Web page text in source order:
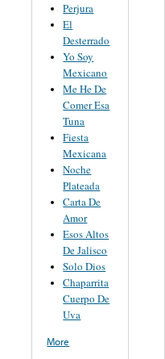
Perjura
El
Desterrado
Yo Soy
Mexicano
Me He De
Comer Esa
Tuna
Fiesta
Mexicana
Noche
Plateada
Carta De
Amor
Esos Altos
De Jalisco
Solo Dios
Chaparrita
Cuerpo De
Uva
More